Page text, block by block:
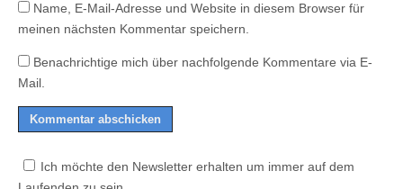
Name, E-Mail-Adresse und Website in diesem Browser für
meinen nächsten Kommentar speichern.
Benachrichtige mich über nachfolgende Kommentare via E-
Mail.
Ich möchte den Newsletter erhalten um immer auf dem